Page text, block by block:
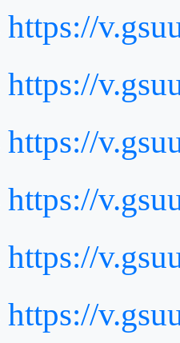
https://
https://
https://
https://
https://
https://